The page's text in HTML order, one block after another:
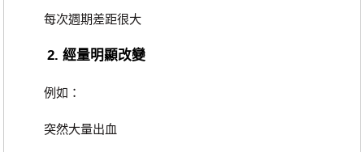
每次週期差距很大
2. 經量明顯改變
例如：
突然大量出血